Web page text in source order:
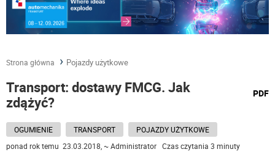
Strona główna Pojazdy użytkowe
Transport: dostawy FMCG. Jak
zdążyć?
PDF
OGUMIENIE TRANSPORT
POJAZDY UŻYTKOWE
ponad rok temu 23.03.2018, ~ Administrator Czas czytania 3 minuty